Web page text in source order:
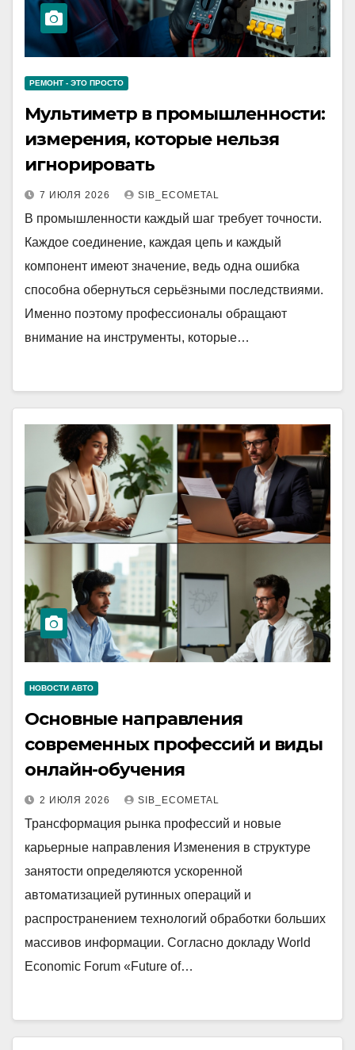
РЕМОНТ - ЭТО ПРОСТО
Мультиметр в промышленности:
измерения, которые нельзя
игнорировать
7 ИЮЛЯ 2026 SIB_ECOMETAL
В промышленности каждый шаг требует точности.
Каждое соединение, каждая цепь и каждый
компонент имеют значение, ведь одна ошибка
способна обернуться серьёзными последствиями.
Именно поэтому профессионалы обращают
внимание на инструменты, которые…
НОВОСТИ АВТО
Основные направления
современных профессий и виды
онлайн-обучения
2 ИЮЛЯ 2026 SIB_ECOMETAL
Трансформация рынка профессий и новые
карьерные направления Изменения в структуре
занятости определяются ускоренной
автоматизацией рутинных операций и
распространением технологий обработки больших
массивов информации. Согласно докладу World
Economic Forum «Future of…